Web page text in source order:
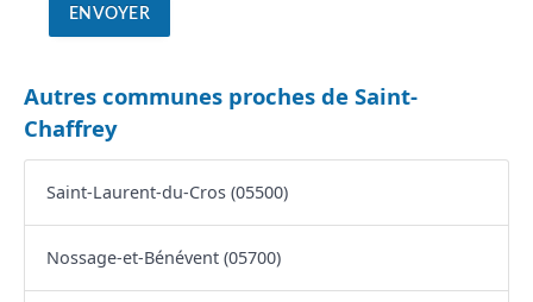
Autres communes proches de Saint-
Chaffrey
Saint-Laurent-du-Cros (05500)
Nossage-et-Bénévent (05700)